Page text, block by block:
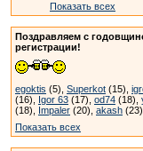
Показать всех
Поздравляем с
регистрации!
egoktis (5), Superkot (15),
(16), Igor 63 (17), od74 (18),
(18), Impaler (20), akash (23)
Показать всех